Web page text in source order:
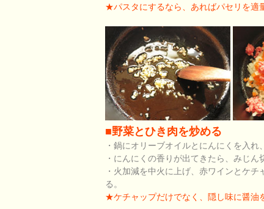
★パスタにするなら、あればパセリを適
■野菜とひき肉を炒める
・鍋にオリーブオイルとにんにくを入れ
・にんにくの香りが出てきたら、みじん
・火加減を中火に上げ、赤ワインとケ
る。
★ケチャップだけでなく、隠し味に醤油